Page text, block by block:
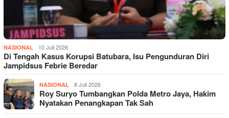
NASIONAL 10 Juli 2026
Di Tengah Kasus Korupsi Batubara, Isu Pengunduran Diri
Jampidsus Febrie Beredar
NASIONAL 8 Juli 2026
Roy Suryo Tumbangkan Polda Metro Jaya, Hakim
Nyatakan Penangkapan Tak Sah